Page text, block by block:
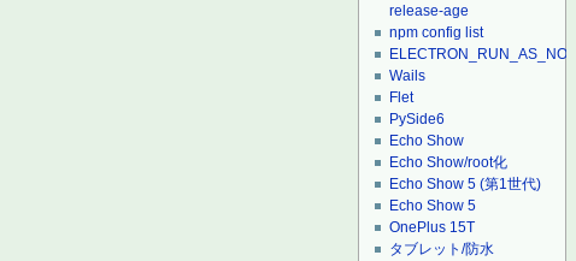
release-age
npm config list
Wails
Flet
PySide6
Echo Show
Echo Show/root化
Echo Show 5 (第1世代)
Echo Show 5
OnePlus 15T
タブレット/防水